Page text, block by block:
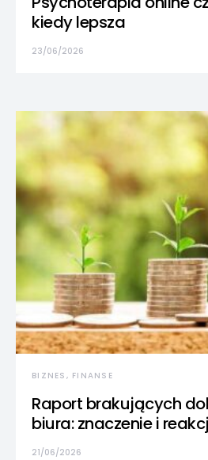
kiedy lepsza
23/06/2026
BIZNES, FINANSE
Raport brakujących
biura: znaczenie i
21/06/2026